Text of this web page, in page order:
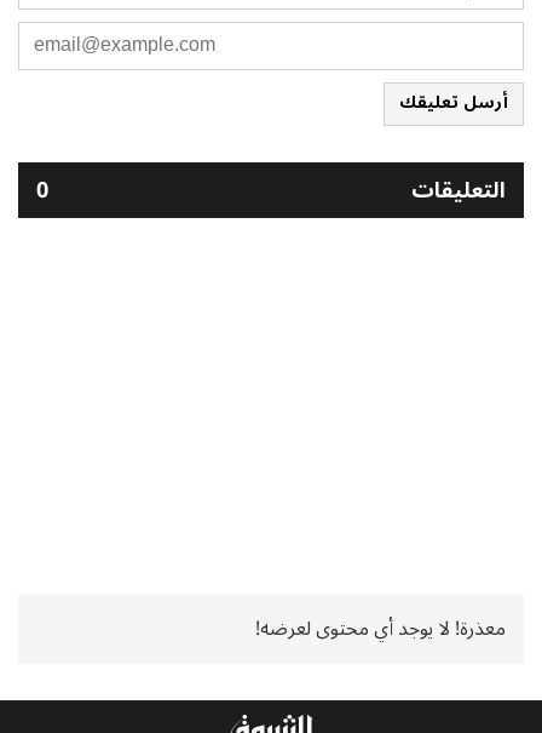
أرسل تعليقك
التعليقات 0
معذرة! لا يوجد أي محتوى لعرضه!